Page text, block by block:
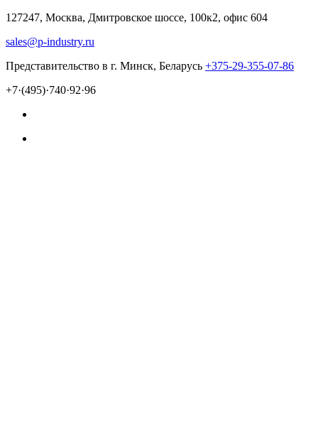
127247, Москва, Дмитровское шоссе, 100к2, офис 604
sales@p-industry.ru
Представительство в г. Минск, Беларусь +375-29-355-07-86
+7·(495)·740·92·96